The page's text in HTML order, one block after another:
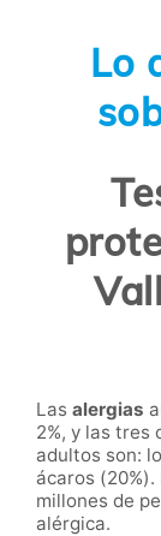
Lo
Las alergias
2%, y las tres
adultos son:
ácaros
millones de
alérgica.